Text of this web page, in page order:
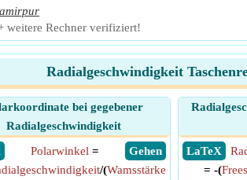
weitere Rechner verifiziert!
Radialgeschwindigkeit
bei gegebener
Radialgeschwindigkeit
​ Gehen
Polarwinkel =
/(Wamsstärke
​ LaTeX
= -(